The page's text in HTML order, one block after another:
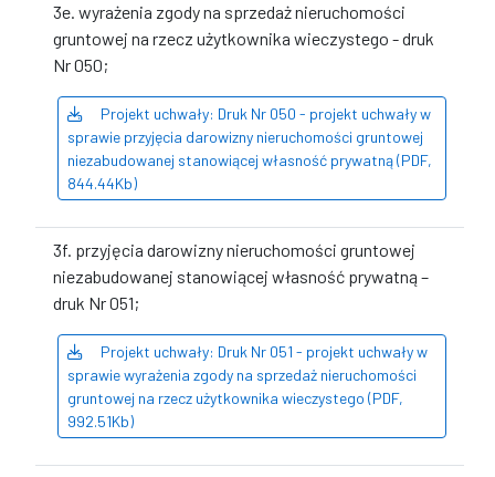
3e. wyrażenia zgody na sprzedaż nieruchomości
gruntowej na rzecz użytkownika wieczystego - druk
Nr 050;
Projekt uchwały: Druk Nr 050 - projekt uchwały w
sprawie przyjęcia darowizny nieruchomości gruntowej
niezabudowanej stanowiącej własność prywatną (PDF,
844.44Kb)
3f. przyjęcia darowizny nieruchomości gruntowej
niezabudowanej stanowiącej własność prywatną –
druk Nr 051;
Projekt uchwały: Druk Nr 051 - projekt uchwały w
sprawie wyrażenia zgody na sprzedaż nieruchomości
gruntowej na rzecz użytkownika wieczystego (PDF,
992.51Kb)